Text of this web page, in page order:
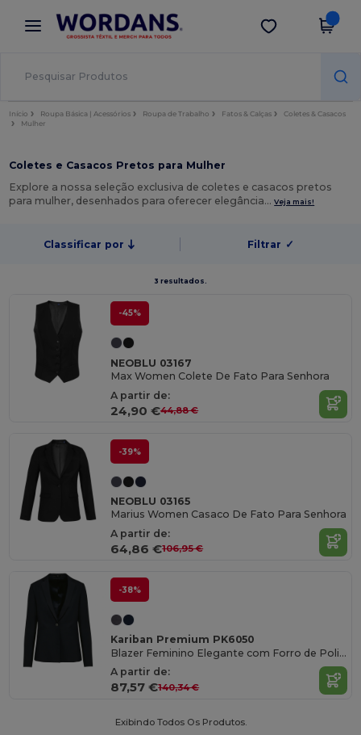
× App Wordans
Melhores preços na app!
Obter app
Início Roupa Básica | Acessórios Roupa de Trabalho Fatos & Calças
Coletes & Casacos
Mulher
Coletes e Casacos Pretos para Mulher
Explore a nossa seleção exclusiva de coletes e casacos pretos
para mulher, desenhados para oferecer elegância…Veja mais!
Classificar por Filtrar ✓
3 resultados.
-45%
NEOBLU 03167
Max Women Colete De Fato Para Senhora
A partir de:
24,90 €44,88 €
-39%
NEOBLU 03165
Marius Women Casaco De Fato Para Senhora
A partir de:
64,86 €106,95 €
-38%
Kariban Premium PK6050
Blazer Feminino Elegante com Forro de Poliéster
A partir de:
87,57 €140,34 €
Exibindo Todos Os Produtos.